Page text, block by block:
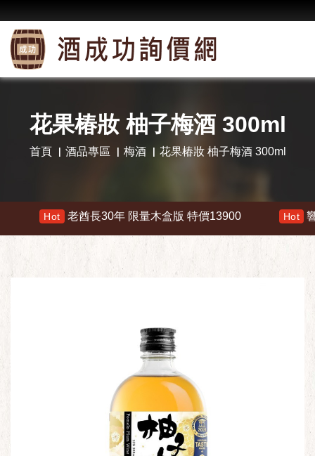
花果椿妝 柚子梅酒 300ml
首頁 酒品專區 梅酒 花果椿妝 柚子梅酒 300ml
老酋長30年 限量木盒版 特價13900 響 30